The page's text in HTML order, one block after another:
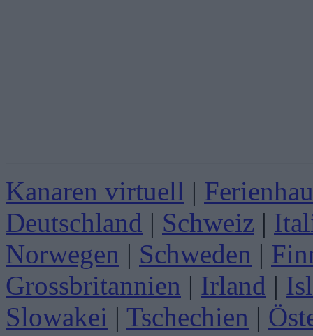
Kanaren virtuell |
Deutschland | Schweiz |
Norwegen | Schweden |
Grossbritannien | Irland |
Slowakei | Tschechien |